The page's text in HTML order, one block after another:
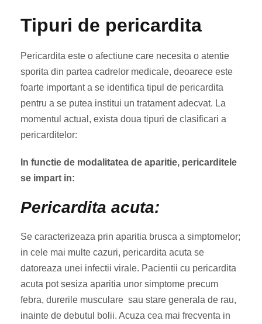
Tipuri de pericardita
Pericardita este o afectiune care necesita o atentie
sporita din partea cadrelor medicale, deoarece este
foarte important a se identifica tipul de pericardita
pentru a se putea institui un tratament adecvat. La
momentul actual, exista doua tipuri de clasificari a
pericarditelor:
In functie de modalitatea de aparitie, pericarditele
se impart in:
Pericardita acuta:
Se caracterizeaza prin aparitia brusca a simptomelor;
in cele mai multe cazuri, pericardita acuta se
datoreaza unei infectii virale. Pacientii cu pericardita
acuta pot sesiza aparitia unor simptome precum
febra, durerile musculare sau stare generala de rau,
inainte de debutul bolii. Acuza cea mai frecventa in